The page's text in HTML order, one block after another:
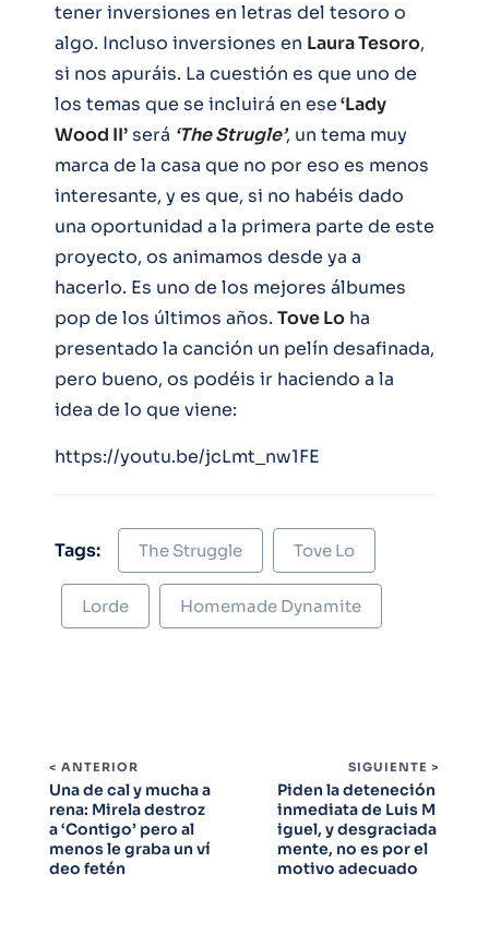
tener inversiones en letras del tesoro o
algo. Incluso inversiones en Laura Tesoro,
si nos apuráis. La cuestión es que uno de
los temas que se incluirá en ese‘Lady
Wood II’será ‘The Strugle’, un tema muy
marca de la casa que no por eso es menos
interesante, y es que, si no habéis dado
una oportunidad a la primera parte de este
proyecto, os animamos desde ya a
hacerlo. Es uno de los mejores álbumes
pop de los últimos años. Tove Lo ha
presentado la canción un pelín desafinada,
pero bueno, os podéis ir haciendo a la
idea de lo que viene:
https://youtu.be/jcLmt_nw1FE
Tags: The Struggle Tove Lo
Lorde Homemade Dynamite
< ANTERIOR
Una de cal y mucha a
rena: Mirela destroz
a ‘Contigo’ pero al
menos le graba un ví
deo fetén
SIGUIENTE >
Piden la deteneción
inmediata de Luis M
iguel, y desgraciada
mente, no es por el
motivo adecuado